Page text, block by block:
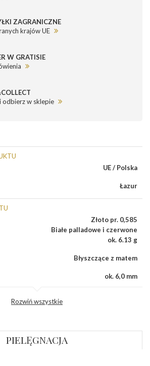
ZAGRANICZNE
krajów UE
W GRATISIE
odbierz w sklepie
UE / Polska
Łazur
Złoto pr. 0,585
Białe palladowe i czerwone
ok. 6.13 g
Błyszczące z matem
ok. 6,0 mm
Rozwiń wszystkie
PIELĘGNACJA